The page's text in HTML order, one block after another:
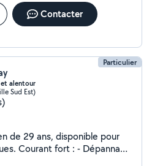
Contacter
Particulier
et alentour
Sud Est)
de 29 ans, disponible pour